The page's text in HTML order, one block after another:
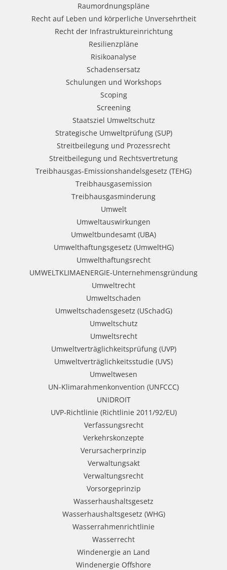
Raumordnungspläne
Recht auf Leben und körperliche Unversehrtheit
Recht der Infrastruktureinrichtung
Resilienzpläne
Risikoanalyse
Schadensersatz
Schulungen und Workshops
Scoping
Screening
Staatsziel Umweltschutz
Strategische Umweltprüfung (SUP)
Streitbeilegung und Prozessrecht​
Streitbeilegung und Rechtsvertretung
Treibhausgas-Emissionshandelsgesetz (TEHG)
Treibhausgasemission
Treibhausgasminderung
Umwelt
Umweltauswirkungen
Umweltbundesamt (UBA)
Umwelthaftungsgesetz (UmweltHG)
Umwelthaftungsrecht
UMWELTKLIMAENERGIE-Unternehmensgründung
Umweltrecht
Umweltschaden
Umweltschadensgesetz (USchadG)
Umweltschutz
Umweltsrecht
Umweltverträglichkeitsprüfung (UVP)
Umweltverträglichkeitsstudie (UVS)
Umweltwesen
UN-Klimarahmenkonvention (UNFCCC)
UNIDROIT
UVP-Richtlinie (Richtlinie 2011/92/EU)
Verfassungsrecht
Verkehrskonzepte
Verursacherprinzip
Verwaltungsakt
Verwaltungsrecht
Vorsorgeprinzip
Wasserhaushaltsgesetz
Wasserhaushaltsgesetz (WHG)
Wasserrahmenrichtlinie
Wasserrecht
Windenergie an Land
Windenergie Offshore